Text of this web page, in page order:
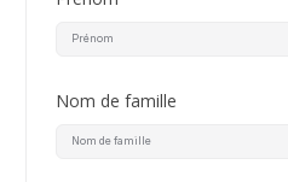
Nom de famille